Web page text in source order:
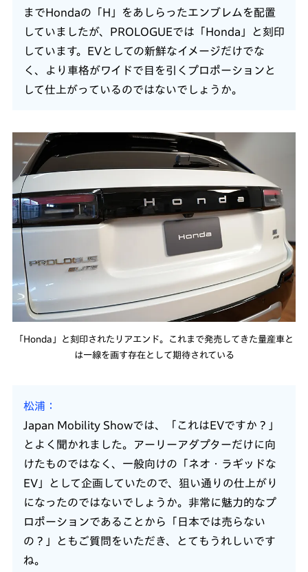
までHondaの「H」をあしらったエンブレムを配置
していましたが、PROLOGUEでは「Honda」と刻印
しています。EVとしての新鮮なイメージだけでな
く、より車格がワイドで目を引くプロポーションと
して仕上がっているのではないでしょうか。
「Honda」と刻印されたリアエンド。これまで発売してきた量産車と
は一線を画す存在として期待されている
松浦
Japan Mobility Showでは、「これはEVですか？」
とよく聞かれました。アーリーアダプターだけに向
けたものではなく、一般向けの「ネオ・ラギッドな
EV」として企画していたので、狙い通りの仕上がり
になったのではないでしょうか。非常に魅力的なプ
ロポーションであることから「日本では売らない
の？」ともご質問をいただき、とてもうれしいです
ね。